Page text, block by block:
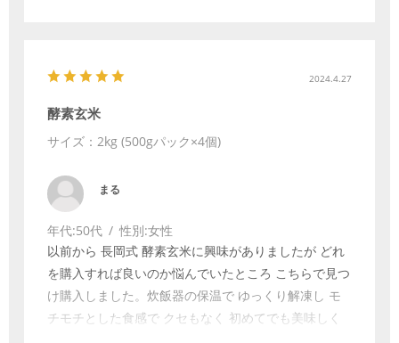
酵素玄米に感謝、ありがとうございました。
2024.4.27
酵素玄米
サイズ：2kg (500gパック×4個)
まる
年代:50代 性別:女性
以前から 長岡式 酵素玄米に興味がありましたが どれ
を購入すれば良いのか悩んでいたところ こちらで見つ
け購入しました。炊飯器の保温で ゆっくり解凍し モ
チモチとした食感で クセもなく 初めてでも美味しく